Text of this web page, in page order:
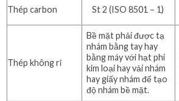
Thép carbon St 2 (ISO 8501 – 1)
Thép không rỉ
Bề mặt phải được tạ
nhám bằng tay hay
bằng máy với hạt phi
kim loại hay vải nhám
hay giấy nhám để tạo
độ nhám bề mặt.